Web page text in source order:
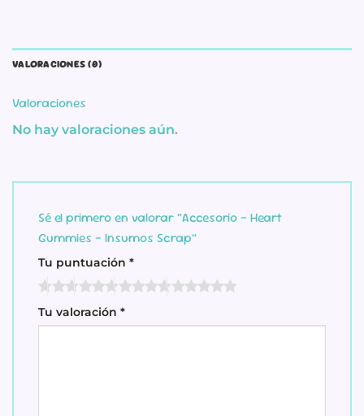
VALORACIONES (0)
Valoraciones
No hay valoraciones aún.
Sé el primero en valorar “Accesorio – Heart
Gummies – Insumos Scrap”
Tu puntuación *
Tu valoración *